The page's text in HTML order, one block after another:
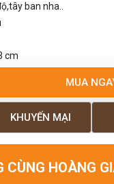
ban nha..
cm
MUA
KHUYẾN MẠI
CÙNG HOÀNG